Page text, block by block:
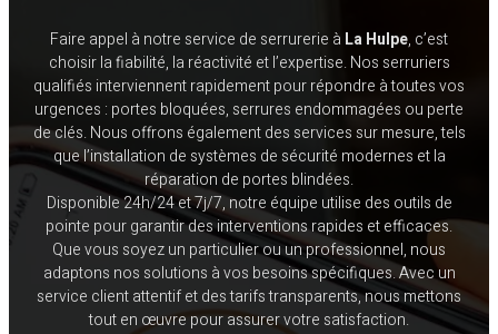
Faire appel à notre service de serrurerie à La Hulpe, c’est
choisir la fiabilité, la réactivité et l’expertise. Nos serruriers
qualifiés interviennent rapidement pour répondre à toutes vos
urgences : portes bloquées, serrures endommagées ou perte
de clés. Nous offrons également des services sur mesure, tels
que l’installation de systèmes de sécurité modernes et la
réparation de portes blindées.
Disponible 24h/24 et 7j/7, notre équipe utilise des outils de
pointe pour garantir des interventions rapides et efficaces.
Que vous soyez un particulier ou un professionnel, nous
adaptons nos solutions à vos besoins spécifiques. Avec un
service client attentif et des tarifs transparents, nous mettons
tout en œuvre pour assurer votre satisfaction.